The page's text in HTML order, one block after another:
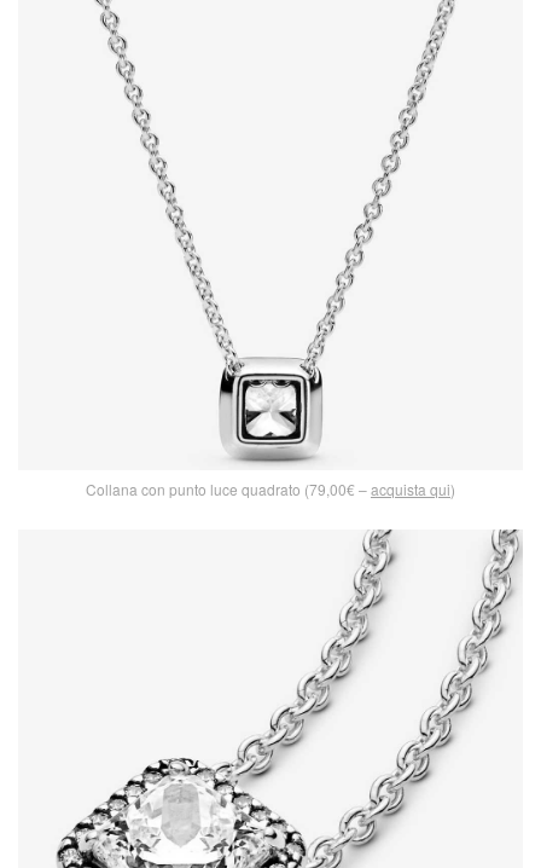
Collana con punto luce quadrato (79,00€ –acquista qui)